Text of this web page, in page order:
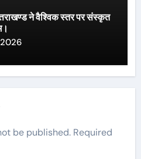
ने वैश्विक स्तर पर संस्कृत
be published. Required